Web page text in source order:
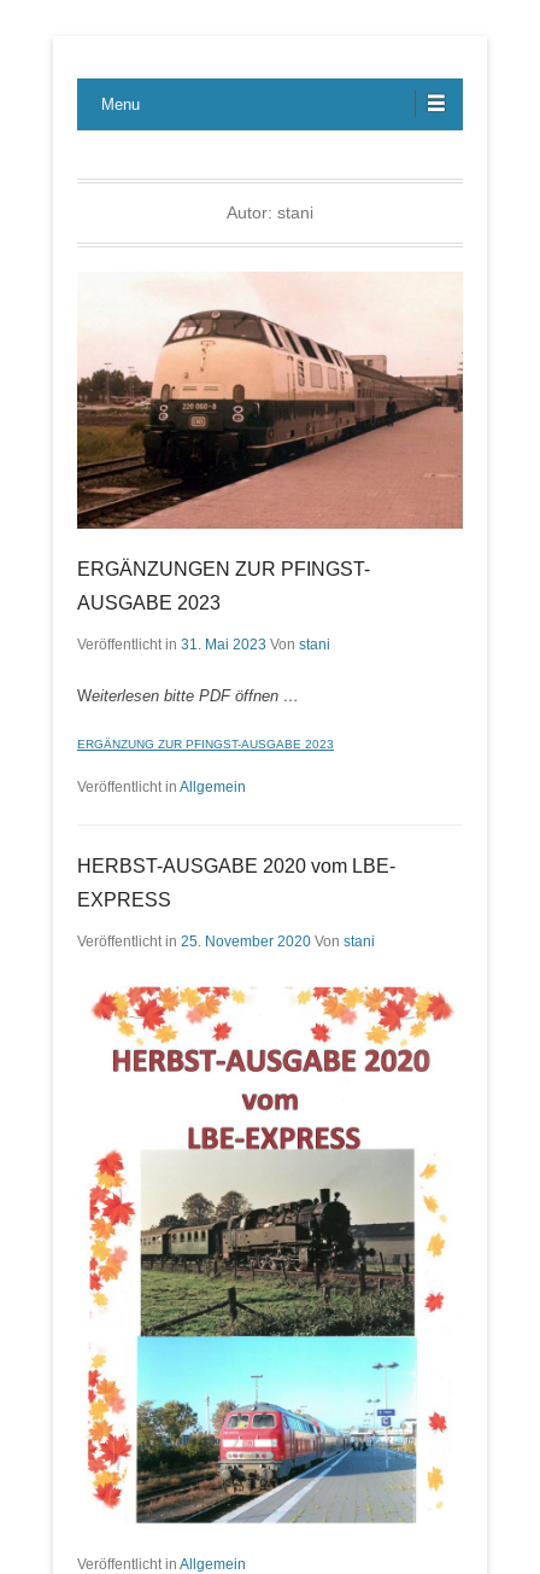
LBE-Express
Menu
Autor: stani
ERGÄNZUNGEN ZUR PFINGST-
AUSGABE 2023
Veröffentlicht in 31. Mai 2023 Von stani
Weiterlesen bitte PDF öffnen …
ERGÄNZUNG ZUR PFINGST-AUSGABE 2023
Veröffentlicht in Allgemein
HERBST-AUSGABE 2020 vom LBE-
EXPRESS
Veröffentlicht in 25. November 2020 Von stani
Veröffentlicht in Allgemein